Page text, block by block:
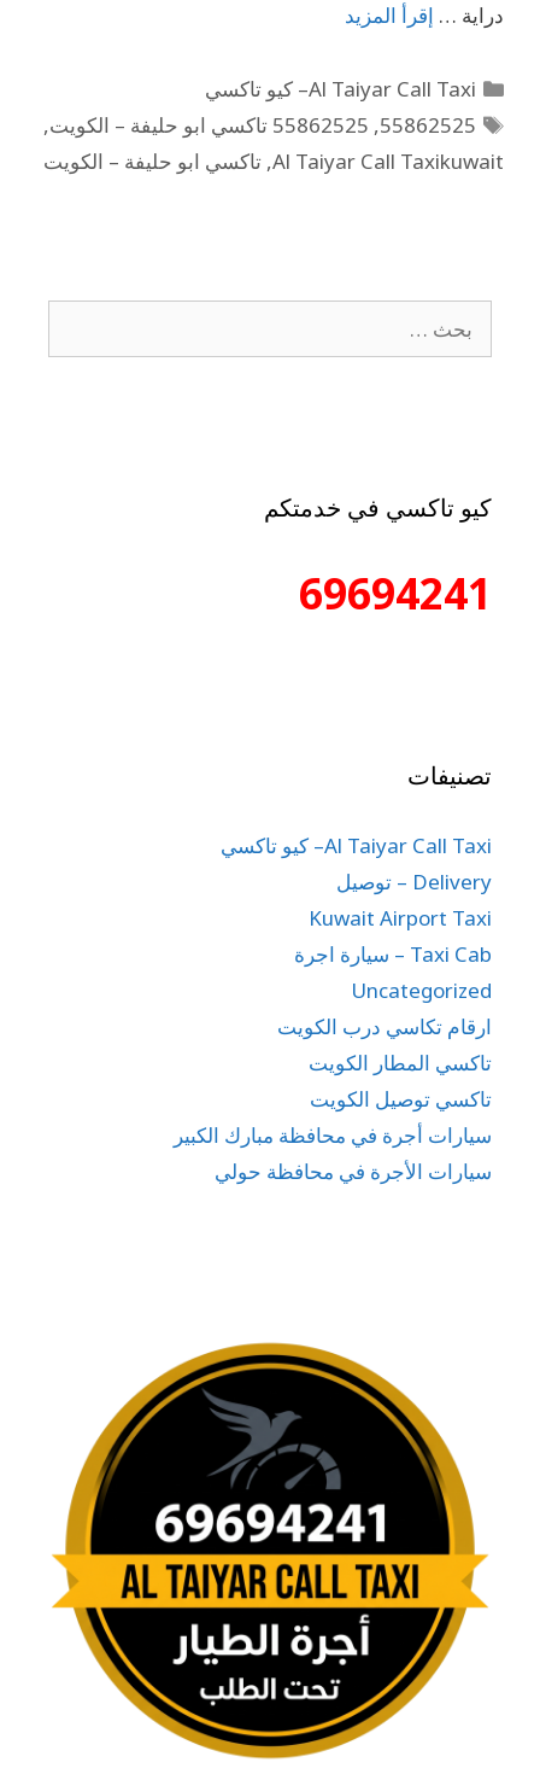
دراية … إقرأ المزيد
Al Taiyar Call Taxi– كيو تاكسي
55862525
, 55862525 تاكسي ابو حليفة – الكويت
,
Al Taiyar Call Taxikuwait
, تاكسي ابو حليفة – الكويت
كيو تاكسي في خدمتكم
69694241
تصنيفات
Al Taiyar Call Taxi– كيو تاكسي
Delivery – توصيل
Kuwait Airport Taxi
Taxi Cab – سيارة اجرة
Uncategorized
ارقام تكاسي درب الكويت
تاكسي المطار الكويت
تاكسي توصيل الكويت
سيارات أجرة في محافظة مبارك الكبير
سيارات الأجرة في محافظة حولي